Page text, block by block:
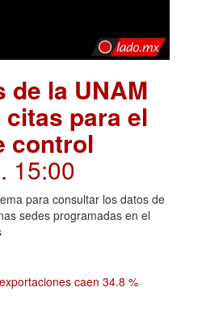
la UNAM
para el
control
. 15:00
para consultar los datos de
sedes programadas en el